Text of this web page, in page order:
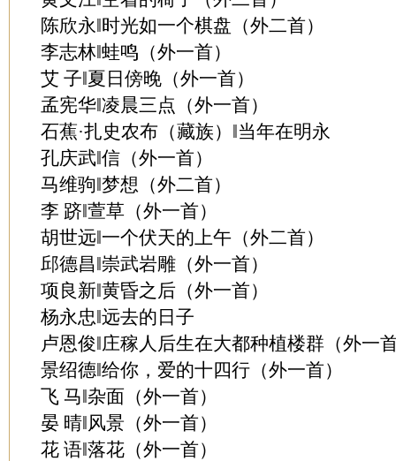
陈欣永‖时光如一个棋盘（外二首）
李志林‖蛙鸣（外一首）
艾 子‖夏日傍晚（外一首）
孟宪华‖凌晨三点（外一首）
石蕉·扎史农布（藏族）‖当年在明永
孔庆武‖信（外一首）
马维驹‖梦想（外二首）
李 跻‖萱草（外一首）
胡世远‖一个伏天的上午（外二首）
邱德昌‖崇武岩雕（外一首）
项良新‖黄昏之后（外一首）
杨永忠‖远去的日子
卢恩俊‖庄稼人后生在大都种植楼群（外一
景绍德‖给你，爱的十四行（外一首）
飞 马‖杂面（外一首）
晏 晴‖风景（外一首）
花 语‖落花（外一首）